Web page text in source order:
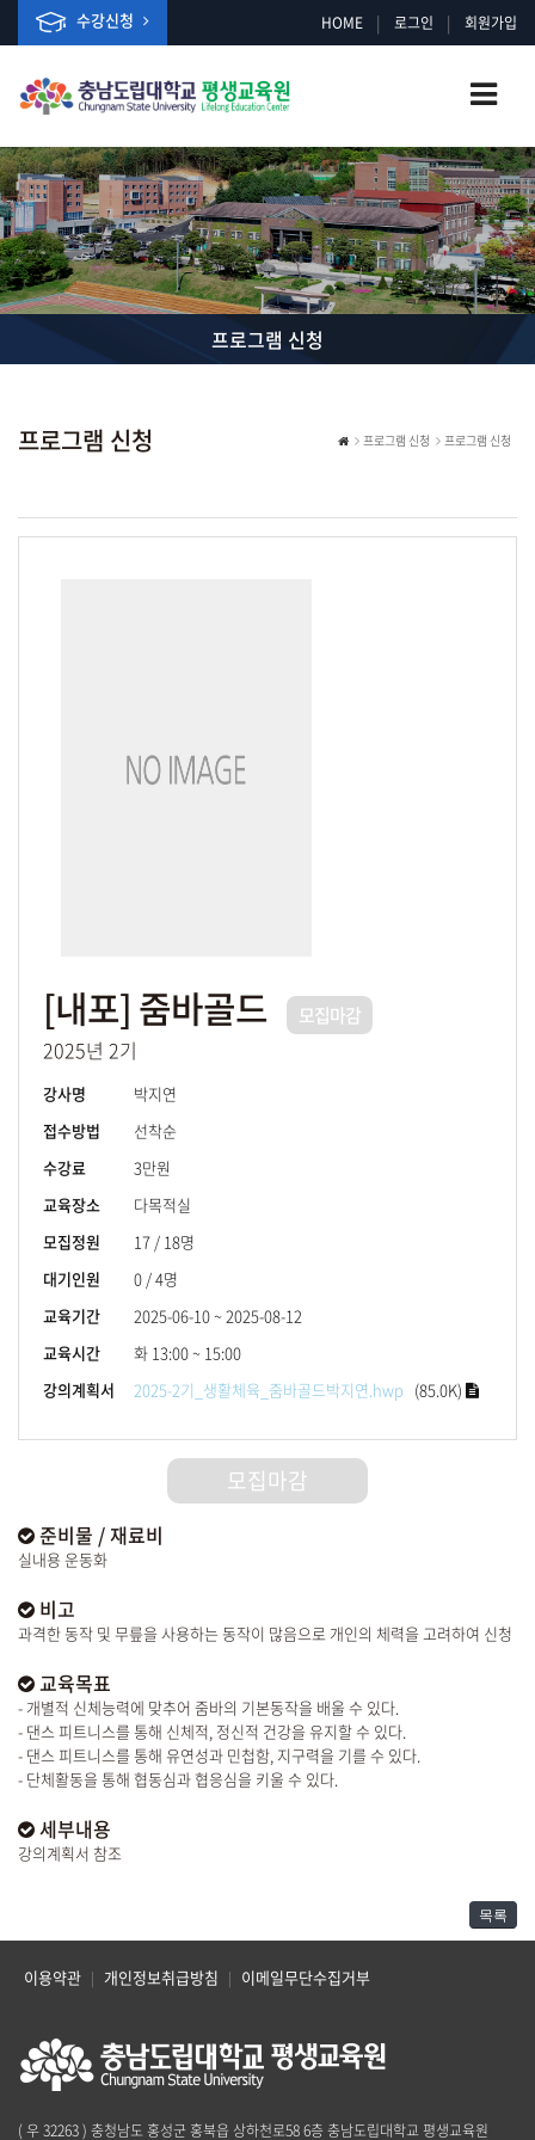
수강신청 HOME | 로그인 | 회원가입
프로그램 신청
프로그램 신청 프로그램 신청 프로그램 신청
[내포] 줌바골드 모집마감
2025년 2기
강사명
박지연
접수방법
선착순
수강료
3만원
교육장소
다목적실
모집정원
17 / 18명
대기인원
0 / 4명
교육기간
2025-06-10 ~ 2025-08-12
교육시간
화 13:00 ~ 15:00
강의계획서
2025-2기_생활체육_줌바골드박지연.hwp (85.0K)
모집마감
준비물 / 재료비
실내용 운동화
비고
과격한 동작 및 무릎을 사용하는 동작이 많음으로 개인의 체력을 고려하여 신청
교육목표
- 개별적 신체능력에 맞추어 줌바의 기본동작을 배울 수 있다.
- 댄스 피트니스를 통해 신체적, 정신적 건강을 유지할 수 있다.
- 댄스 피트니스를 통해 유연성과 민첩함, 지구력을 기를 수 있다.
- 단체활동을 통해 협동심과 협응심을 키울 수 있다.
세부내용
강의계획서 참조
목록
이용약관 | 개인정보취급방침 | 이메일무단수집거부
( 우 32263 ) 충청남도 홍성군 홍북읍 상하천로58 6층 충남도립대학교 평생교육원